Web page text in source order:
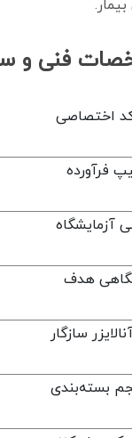
فنی و
اختصاصی
فرآورده
هدف
سازگار
بسته‌بندی